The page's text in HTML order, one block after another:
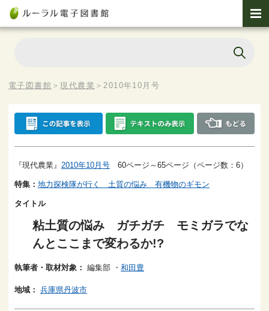
電子図書館 ＞現代農業 ＞2010年10月号
『現代農業』 2010年10月号 60ページ～65ページ（ページ数：6）
特集： 地力探検隊が行く 土質の悩み 有機物のギモン
タイトル
粘土質の悩み ガチガチ モミガラでな
んとここまで変わるか!?
執筆者・取材対象： 編集部 ・ 和田豊
地域： 兵庫県丹波市